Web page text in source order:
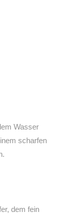
Wasser
scharfen
dem fein